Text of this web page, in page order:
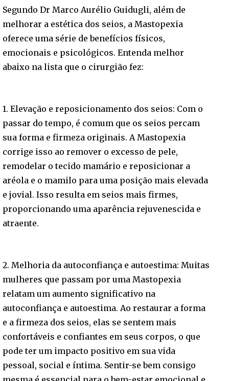
Segundo Dr Marco Aurélio Guidugli, além de
melhorar a estética dos seios, a Mastopexia
oferece uma série de benefícios físicos,
emocionais e psicológicos. Entenda melhor
abaixo na lista que o cirurgião fez:
1. Elevação e reposicionamento dos seios: Com o
passar do tempo, é comum que os seios percam
sua forma e firmeza originais. A Mastopexia
corrige isso ao remover o excesso de pele,
remodelar o tecido mamário e reposicionar a
aréola e o mamilo para uma posição mais elevada
e jovial. Isso resulta em seios mais firmes,
proporcionando uma aparência rejuvenescida e
atraente.
2. Melhoria da autoconfiança e autoestima: Muitas
mulheres que passam por uma Mastopexia
relatam um aumento significativo na
autoconfiança e autoestima. Ao restaurar a forma
e a firmeza dos seios, elas se sentem mais
confortáveis e confiantes em seus corpos, o que
pode ter um impacto positivo em sua vida
pessoal, social e íntima. Sentir-se bem consigo